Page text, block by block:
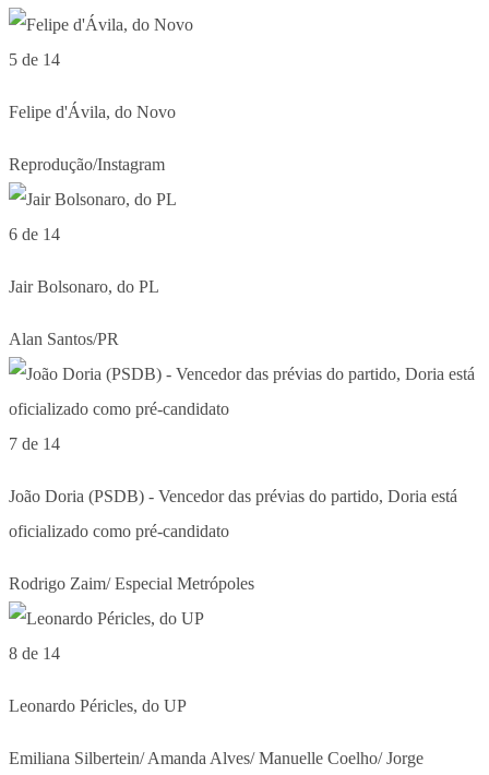
5 de 14
Felipe d'Ávila, do Novo
Reprodução/Instagram
6 de 14
Jair Bolsonaro, do PL
Alan Santos/PR
7 de 14
João Doria (PSDB) - Vencedor das prévias do partido, Doria está
oficializado como pré-candidato
Rodrigo Zaim/ Especial Metrópoles
8 de 14
Leonardo Péricles, do UP
Emiliana Silbertein/ Amanda Alves/ Manuelle Coelho/ Jorge